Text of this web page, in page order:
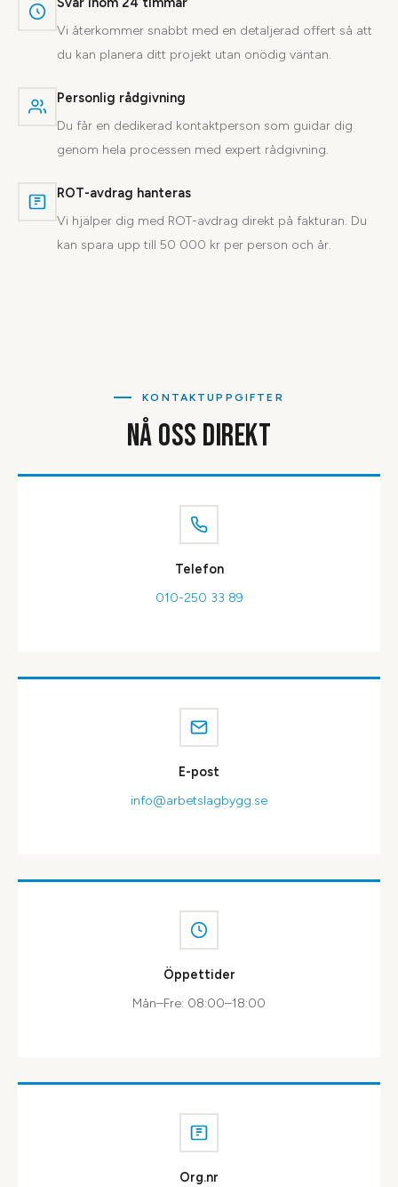
Vi återkommer snabbt med en detaljerad offert så att
du kan planera ditt projekt utan onödig väntan.
Personlig rådgivning
Du får en dedikerad kontaktperson som guidar dig
genom hela processen med expert rådgivning.
ROT-avdrag hanteras
Vi hjälper dig med ROT-avdrag direkt på fakturan. Du
kan spara upp till 50 000 kr per person och år.
KONTAKTUPPGIFTER
NÅ OSS DIREKT
Telefon
010-250 33 89
E-post
info@arbetslagbygg.se
Öppettider
Mån–Fre: 08:00–18:00
Org.nr